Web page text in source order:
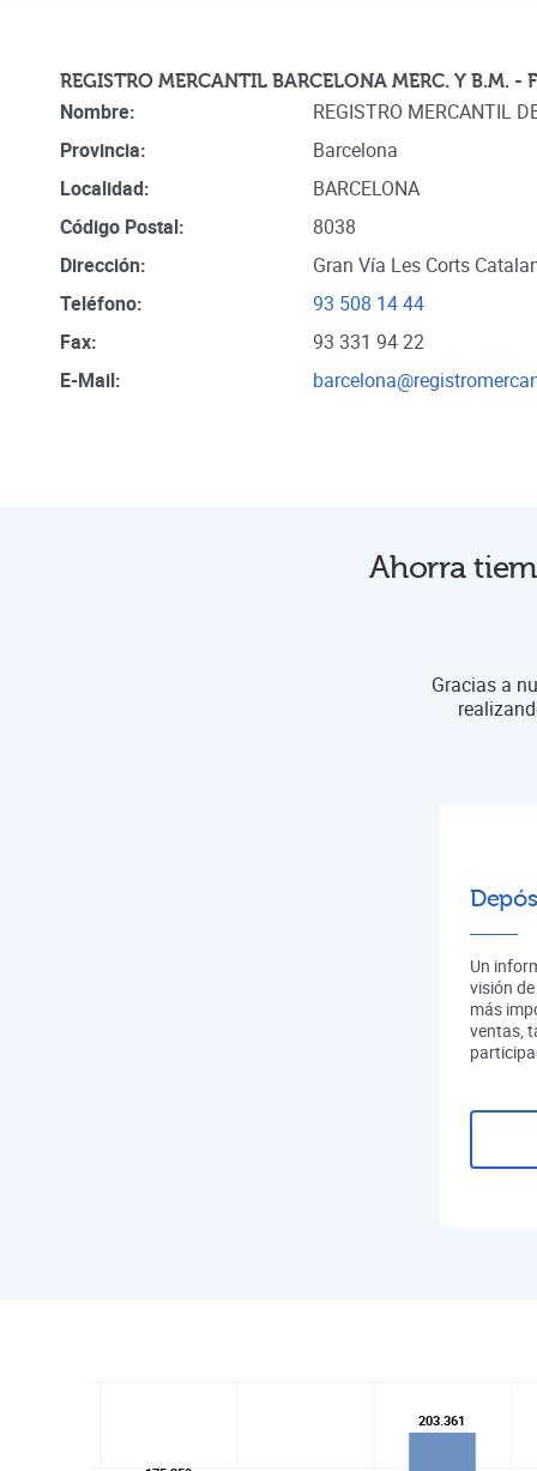
REGISTRO MERCANTIL BARCELONA MERC. Y B.M. -
Nombre:
REGISTRO MERCANTIL
Provincia:
Barcelona
Localidad:
BARCELONA
Código Postal:
8038
Dirección:
Gran Vía Les Corts
Teléfono:
93 508 14 44
Fax:
93 331 94 22
E-Mail:
Ahorra
Gracias a
Un
visión
más
ventas,
203.361
203.361